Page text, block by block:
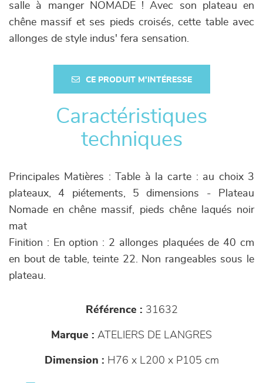
salle à manger NOMADE ! Avec son plateau en
chêne massif et ses pieds croisés, cette table avec
allonges de style indus' fera sensation.
CE PRODUIT M'INTÉRESSE
Caractéristiques
techniques
Principales Matières : Table à la carte : au choix 3
plateaux, 4 piétements, 5 dimensions - Plateau
Nomade en chêne massif, pieds chêne laqués noir
mat
Finition : En option : 2 allonges plaquées de 40 cm
en bout de table, teinte 22. Non rangeables sous le
plateau.
Référence : 31632
Marque : ATELIERS DE LANGRES
Dimension : H76 x L200 x P105 cm